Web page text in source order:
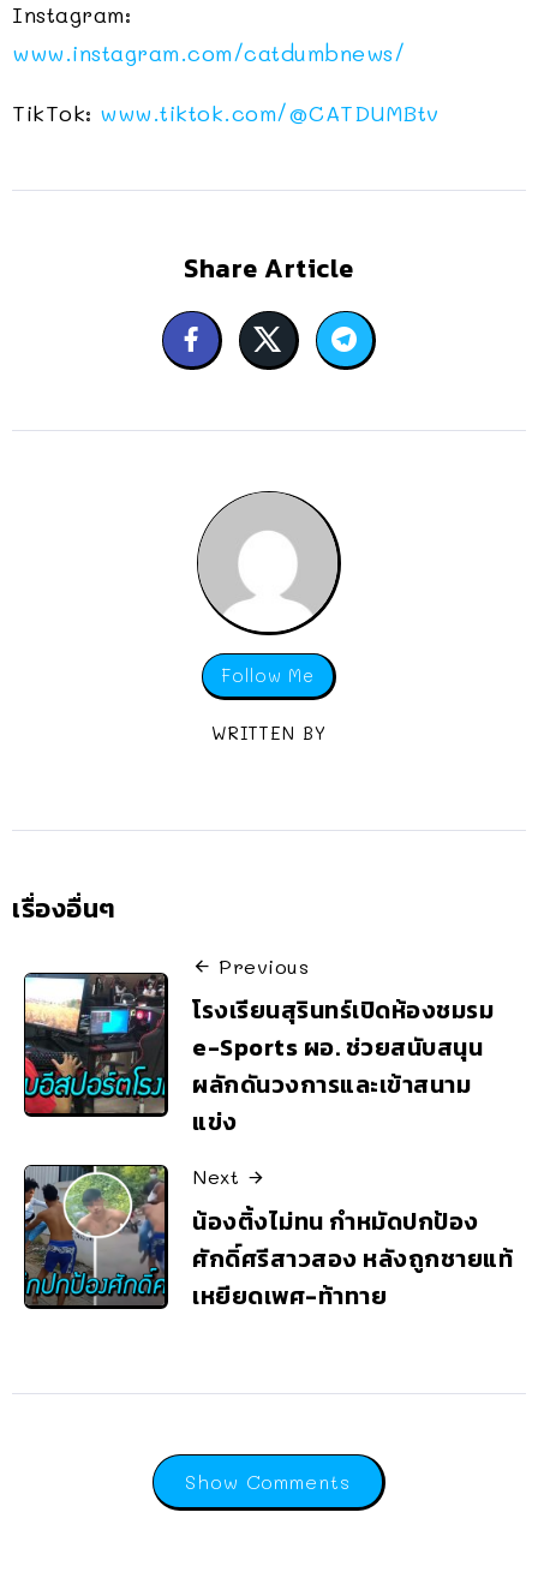
Instagram:
www.instagram.com/catdumbnews/
TikTok: www.tiktok.com/@CATDUMBtv
Share Article
Follow Me
WRITTEN BY
เรื่องอื่นๆ
Previous
โรงเรียนสุรินทร์เปิดห้องชมรม
e-Sports ผอ. ช่วยสนับสนุน
ผลักดันวงการและเข้าสนาม
แข่ง
Next
น้องติ้งไม่ทน กำหมัดปกป้อง
ศักดิ์ศรีสาวสอง หลังถูกชายแท้
เหยียดเพศ-ท้าทาย
Show Comments